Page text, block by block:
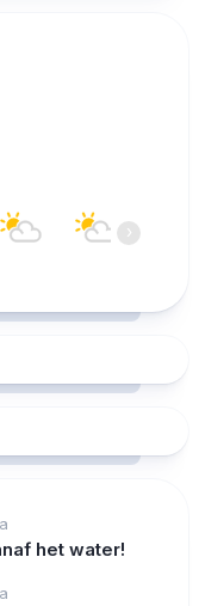
›
het water!